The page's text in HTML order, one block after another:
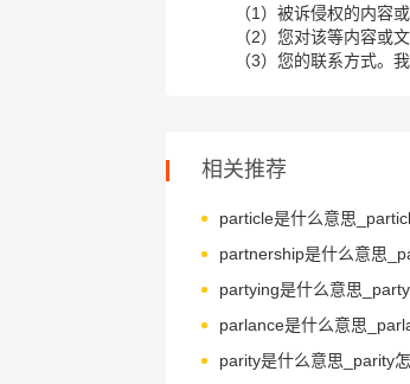
（1）被诉侵权的内容
（2）您对该等内容或
（3）您的联系方式。
相关推荐
particle是什么意思
parity是什么意思_parity